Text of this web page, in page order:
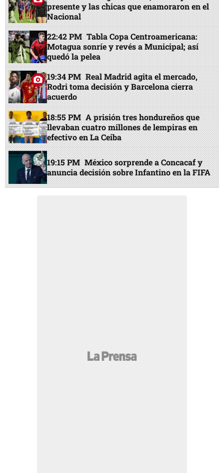
presente y las chicas que enamoraron en el
Nacional
22:42 PM Tabla Copa Centroamericana:
Motagua sonríe y revés a Municipal; así
quedó la pelea
19:34 PM Real Madrid agita el mercado,
Rodri toma decisión y Barcelona cierra
acuerdo
18:55 PM A prisión tres hondureños que
llevaban cuatro millones de lempiras en
efectivo en La Ceiba
19:15 PM México sorprende a Concacaf y
anuncia decisión sobre Infantino en la FIFA